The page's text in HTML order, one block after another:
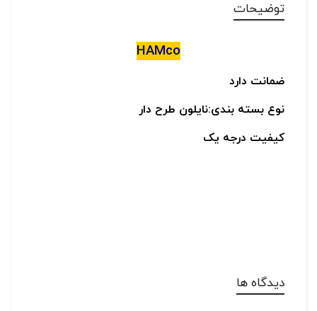
توضیحات
HAMco
ضمانت دارد
نوع بسته بندی:نایلون طرح دار
کیفیت درجه یک
دیدگاه ها